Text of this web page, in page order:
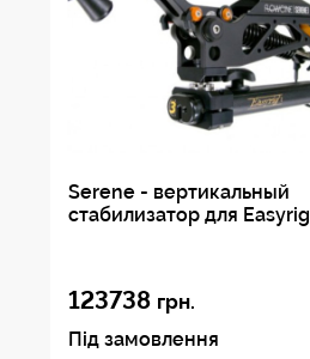
Serene - вертикальный
стабилизатор для Easyrig
123738 грн.
Під замовлення